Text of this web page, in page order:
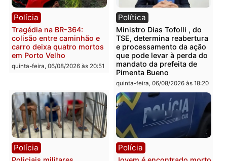
Polícia
Homem é encontrado
morto em residência no
Polícia
Polícia Militar apreende
explosivos e
durante patrulhamento
fluvial no Rio Madeira em
Porto Velho
sexta-feira, 07/08/2026 às